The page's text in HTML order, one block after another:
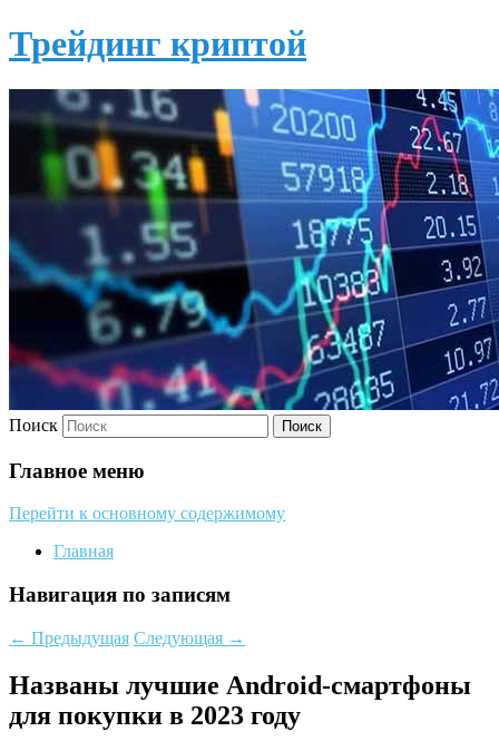
Трейдинг криптой
Поиск
Главное меню
Перейти к основному содержимому
Главная
Навигация по записям
← Предыдущая Следующая →
Названы лучшие Android-смартфоны
для покупки в 2023 году